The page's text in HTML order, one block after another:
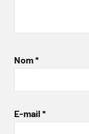
Nom*
E-mail *